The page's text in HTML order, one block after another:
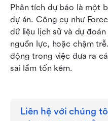
Phân tích dự báo là một
dự án. Công cụ như
dữ liệu lịch sử và dự
nguồn lực, hoặc chậm
động trong việc đưa ra
sai lầm tốn kém.
Liên hệ với chúng